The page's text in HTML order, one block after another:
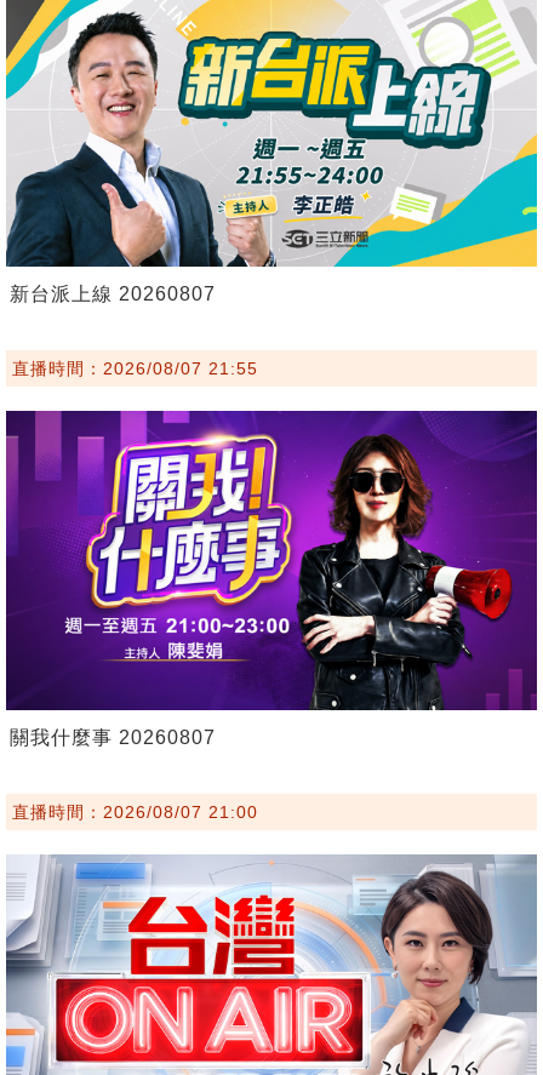
新台派上線 20260807
直播時間：2026/08/07 21:55
關我什麼事 20260807
直播時間：2026/08/07 21:00